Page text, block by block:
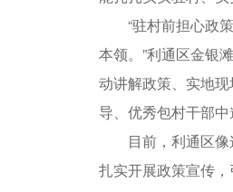
“驻村前担心政策
本领。”利通区金银
动讲解政策、实地
导、优秀包村干部
目前，利通区像
扎实开展政策宣传